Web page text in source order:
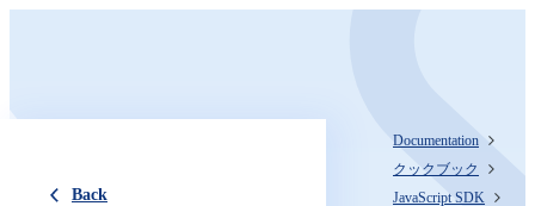
Back
Documentation
クックブック
JavaScript SDK